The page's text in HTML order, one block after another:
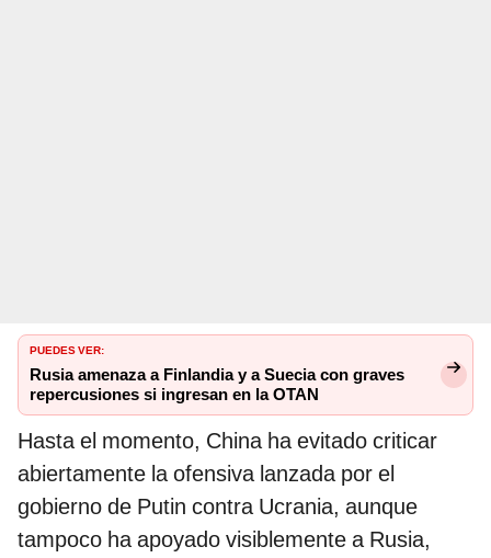
PUEDES VER:
Rusia amenaza a Finlandia y a Suecia con graves
repercusiones si ingresan en la OTAN
Hasta el momento, China ha evitado criticar
abiertamente la ofensiva lanzada por el
gobierno de Putin contra Ucrania, aunque
tampoco ha apoyado visiblemente a Rusia,